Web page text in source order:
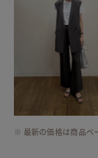
※ 最新の価格は商品ペ